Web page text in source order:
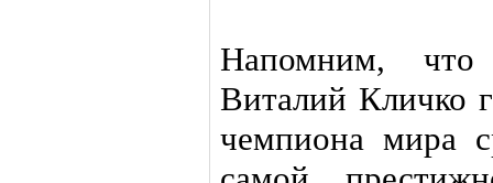
Напомним,
Виталий Кличко
чемпиона мира